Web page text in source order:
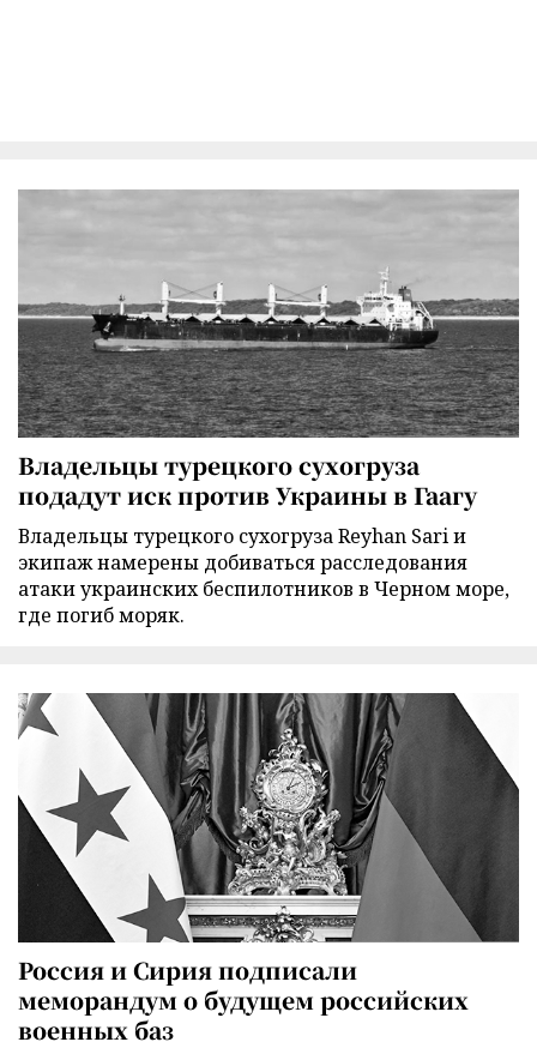
Владельцы турецкого сухогруза
подадут иск против Украины в Гаагу
Владельцы турецкого сухогруза Reyhan Sari и
экипаж намерены добиваться расследования
атаки украинских беспилотников в Черном море,
где погиб моряк.
Россия и Сирия подписали
меморандум о будущем российских
военных баз